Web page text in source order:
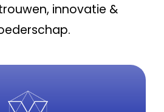
innovatie &